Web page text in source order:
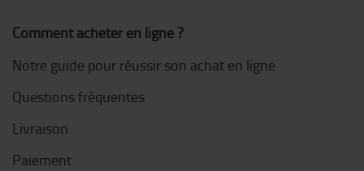
Comment acheter en ligne ?
Notre guide pour réussir son achat en ligne
Questions fréquentes
Livraison
Paiement